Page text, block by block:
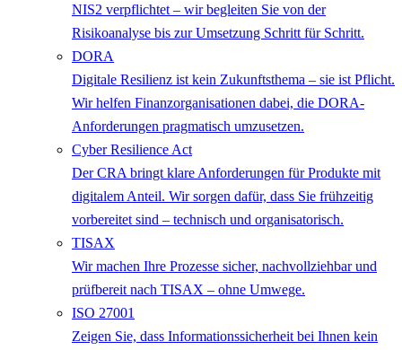
NIS2 verpflichtet – wir begleiten Sie von der
Risikoanalyse bis zur Umsetzung Schritt für Schritt.
DORA
Digitale Resilienz ist kein Zukunftsthema – sie ist Pflicht.
Wir helfen Finanzorganisationen dabei, die DORA-
Anforderungen pragmatisch umzusetzen.
Cyber Resilience Act
Der CRA bringt klare Anforderungen für Produkte mit
digitalem Anteil. Wir sorgen dafür, dass Sie frühzeitig
vorbereitet sind – technisch und organisatorisch.
TISAX
Wir machen Ihre Prozesse sicher, nachvollziehbar und
prüfbereit nach TISAX – ohne Umwege.
ISO 27001
Zeigen Sie, dass Informationssicherheit bei Ihnen kein